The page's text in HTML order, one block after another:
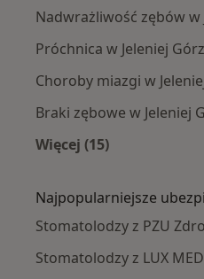
Nadwrażliwość zębów w
Próchnica w Jeleniej
Choroby miazgi w
Braki zębowe w Jeleniej
Więcej (15)
Najpopularniejsze
Stomatolodzy z PZU
Stomatolodzy z LUX